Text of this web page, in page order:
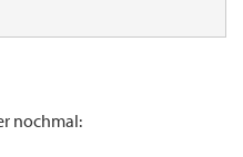
nochmal: